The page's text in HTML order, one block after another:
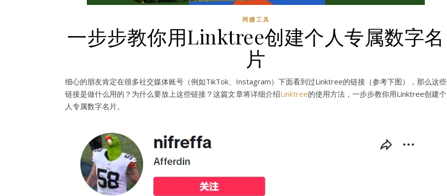
网赚工具
一步步教你用Linktree创建个人专属数字名
片
细心的朋友肯定在很多社交媒体账号（例如TikTok、Instagram）下面看到过Linktree的链接（参考下图），那么这些
链接是做什么用的？为什么要放上这些链接？这篇文章将详细介绍Linktree的使用方法，一步步教你用Linktree创建个
人专属数字名片。